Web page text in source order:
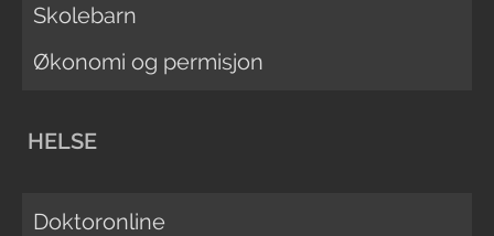
Skolebarn
Økonomi og permisjon
HELSE
Doktoronline